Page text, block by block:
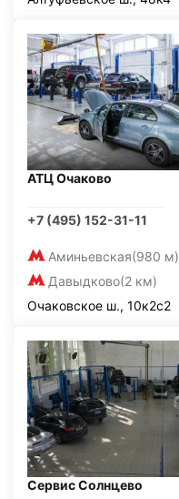
АТЦ Очаково
+7 (495) 152-31-11
Аминьевская(980 м)
Давыдково(2 км)
Очаковское ш., 10к2с2
Сервис Солнцево